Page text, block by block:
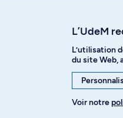
Politique
L’UdeM
L’utilisation
du site Web,
Voir notre